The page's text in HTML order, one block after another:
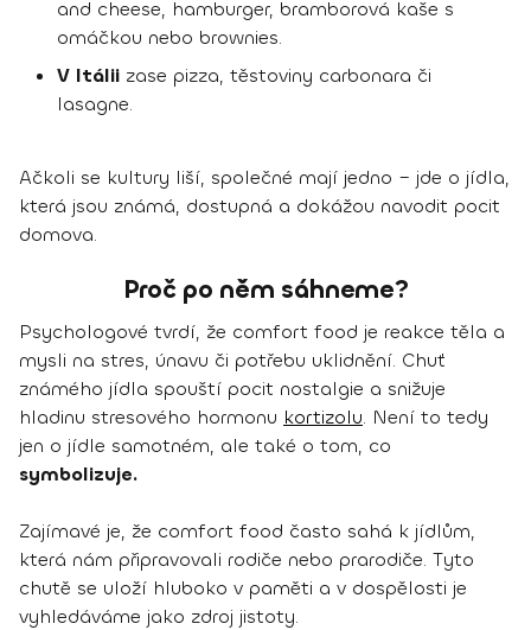
and cheese, hamburger, bramborová kaše s
omáčkou nebo brownies.
V Itálii zase pizza, těstoviny carbonara či
lasagne.
Ačkoli se kultury liší, společné mají jedno – jde o jídla,
která jsou známá, dostupná a dokážou navodit pocit
domova.
Proč po něm sáhneme?
Psychologové tvrdí, že comfort food je reakce těla a
mysli na stres, únavu či potřebu uklidnění. Chuť
známého jídla spouští pocit nostalgie a snižuje
hladinu stresového hormonu kortizolu. Není to tedy
jen o jídle samotném, ale také o tom, co
symbolizuje.
Zajímavé je, že comfort food často sahá k jídlům,
která nám připravovali rodiče nebo prarodiče. Tyto
chutě se uloží hluboko v paměti a v dospělosti je
vyhledáváme jako zdroj jistoty.